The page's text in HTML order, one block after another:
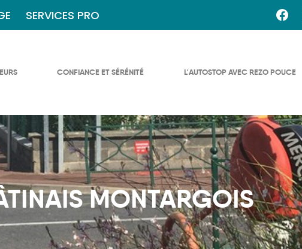
SERVICES PRO
CONFIANCE ET SÉRÉNITÉ L'AUTOSTOP AVEC REZO POUCE
MONTARGOIS